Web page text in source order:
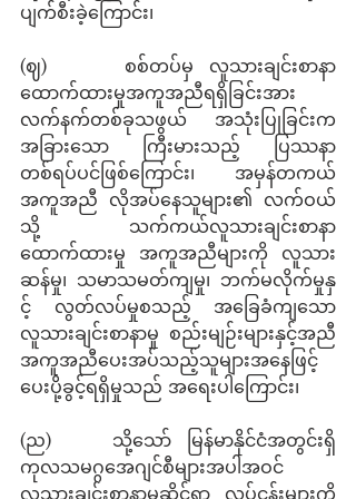
ပျက်စီးခဲ့ကြောင်း၊
(ဈ)     စစ်တပ်မှ လူသားချင်းစာနာ
ထောက်ထားမှုအကူအညီရရှိခြင်းအား
လက်နက်တစ်ခုသဖွယ် အသုံးပြုခြင်းက
အခြားသော ကြီးမားသည့် ပြဿနာ
တစ်ရပ်ပင်ဖြစ်ကြောင်း၊ အမှန်တကယ်
အကူအညီ လိုအပ်နေသူများ၏ လက်ဝယ်
သို့ သက်ကယ်လူသားချင်းစာနာ
ထောက်ထားမှု အကူအညီများကို လူသား
ဆန်မှု၊ သမာသမတ်ကျမှု၊ ဘက်မလိုက်မှုနှ
င့် လွတ်လပ်မှုစသည့် အခြေခံကျသော
လူသားချင်းစာနာမှု စည်းမျဉ်းများနှင့်အညီ
အကူအညီပေးအပ်သည့်သူများအနေဖြင့်
ပေးပို့ခွင့်ရရှိမှုသည် အရေးပါကြောင်း၊
(ည)    သို့သော် မြန်မာနိုင်ငံအတွင်းရှိ
ကုလသမဂ္ဂအေဂျင်စီများအပါအဝင်
လူသားချင်းစာနာမှုဆိုင်ရာ လုပ်ငန်းများကို